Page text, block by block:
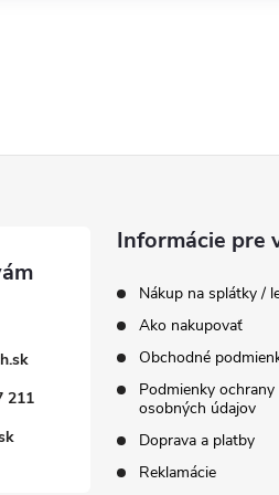
211
Informácie pre
Nákup na splátky /
Ako nakupovať
Obchodné
Podmienky ochrany
osobných údajov
Doprava a platby
Reklamácie